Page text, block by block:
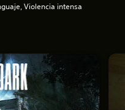
Violencia intensa